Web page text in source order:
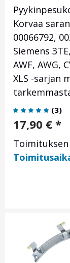
Korvaa
00066792,
Siemens
AWF, AWG,
XLS -sarjan
(3)
17,90 € *
Toimituksen